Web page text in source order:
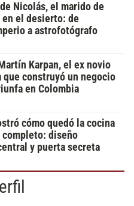
Nicolás, el marido de
en el desierto: de
a astrofotógrafo
Karpan, el ex novio
que construyó un negocio
en Colombia
cómo quedó la cocina
diseño
y puerta secreta